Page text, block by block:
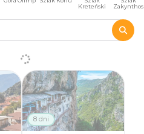
Kreteński
Zakynthos
8 dni